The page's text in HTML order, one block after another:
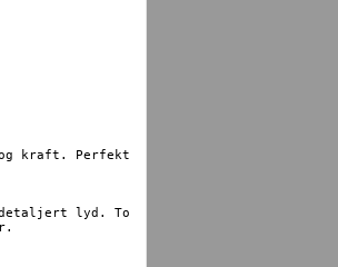
og kraft. Perfekt for
lyd. To 3"